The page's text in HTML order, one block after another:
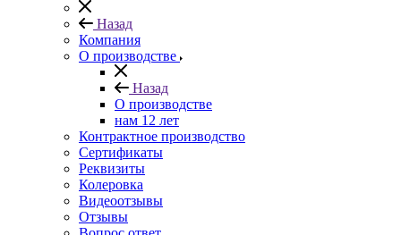
Назад
Компания
О производстве
Назад
О производстве
нам 12 лет
Контрактное производство
Сертификаты
Реквизиты
Колеровка
Видеоотзывы
Отзывы